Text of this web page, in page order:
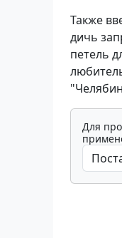
Также
дичь
петель
Для